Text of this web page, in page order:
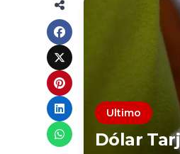
Ultimo
Dólar